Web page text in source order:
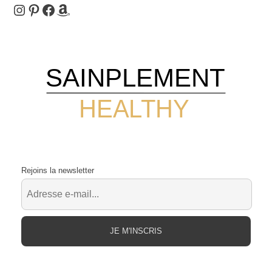
Instagram
Pinterest
Facebook
Amazon
HEALTHY
SAINPLEMENT
Rejoins la newsletter
JE M'INSCRIS